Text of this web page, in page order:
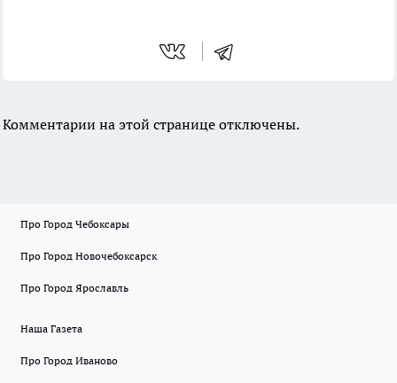
Комментарии на этой странице отключены.
Про Город Чебоксары
Про Город Новочебоксарск
Про Город Ярославль
Наша Газета
Про Город Иваново